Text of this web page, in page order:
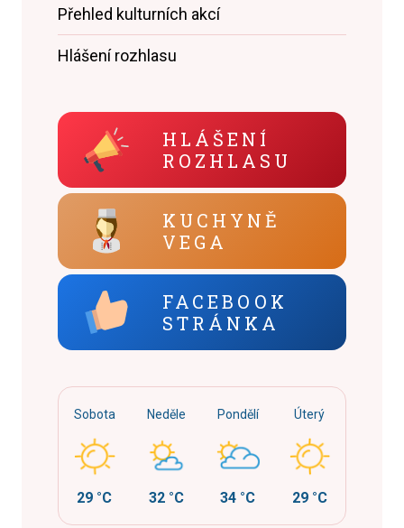
Přehled kulturních akcí
Hlášení rozhlasu
HLÁŠENÍ
ROZHLASU
KUCHYNĚ
VEGA
FACEBOOK
STRÁNKA
Sobota
29 °C
Neděle
32 °C
Pondělí
34 °C
Úterý
29 °C